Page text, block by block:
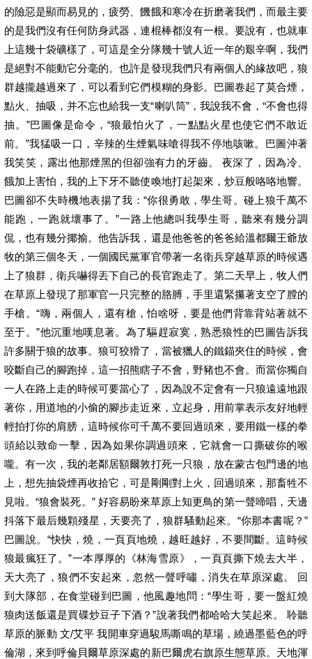
的險惡是顯而易見的，疲勞、饑餓和寒冷在折磨著我們，而最主要
的是我們沒有任何防身武器，連棍棒都沒有一根。要說有，也就車
上這幾十袋礦樣了，可這是全分隊幾十號人近一年的艱辛啊，我們
是絕對不能動它分毫的。也許是發現我們只有兩個人的緣故吧，狼
群越攏越過來了，可以看到它們模糊的身影。巴圖卷起了莫合煙，
點火、抽吸，并不忘也給我一支“喇叭筒”，我說我不會，“不會也得
抽。”巴圖像是命令，“狼最怕火了，一點點火星也使它們不敢近
前。”我猛吸一口，辛辣的生煙氣味嗆得我不停地咳嗽。巴圖沖著
我笑笑，露出他那煙黑的但卻強有力的牙齒。 夜深了，因為冷、
餓加上害怕，我的上下牙不聽使喚地打起架來，炒豆般咯咯地響。
巴圖卻不失時機地表揚了我：“你很勇敢，學生哥。碰上狼千萬不
能跑，一跑就壞事了。”一路上他總叫我學生哥，聽來有幾分調
侃，也有幾分揶揄。他告訴我，還是他爸爸的爸爸給溫都爾王爺放
牧的第三個冬天，一個國民黨軍官帶著一名衛兵穿越草原的時候遇
上了狼群，衛兵嚇得丟下自己的長官跑走了。第二天早上，牧人們
在草原上發現了那軍官一只完整的胳膊，手里還緊攥著支空了膛的
手槍。“嗨，兩個人，還有槍，怕啥呀，要是他們背靠背站著就不
至于。”他沉重地嘆息著。為了驅趕寂寞，熟悉狼性的巴圖告訴我
許多關于狼的故事。狼可狡猾了，當被獵人的鐵錨夾住的時候，會
咬斷自己的腳跑掉，這一招熊瞎子不會，野豬也不會。而當你獨自
一人在路上走的時候可要當心了，因為說不定會有一只狼遠遠地跟
著你，用道地的小偷的腳步走近來，立起身，用前掌表示友好地輕
輕拍打你的肩膀，這時候你可千萬不要回過頭來，要用鐵一樣的拳
頭給以致命一擊，因為如果你調過頭來，它就會一口撕破你的喉
嚨。有一次，我的老鄰居額爾敦打死一只狼，放在蒙古包門邊的地
上，想先抽袋煙再收拾它，可是剛剛對上火，回過頭來，那畜牲不
見啦。“狼會裝死。” 好容易盼來草原上知更鳥的第一聲啼唱，天邊
抖落下最后幾顆殘星，天要亮了，狼群騷動起來。“你那本書呢？”
巴圖說。“快快，燒，一頁頁地燒，越旺越好，不要間斷。這時候
狼最瘋狂了。”一本厚厚的《林海雪原》，一頁頁撕下燒去大半，
天大亮了，狼們不安起來，忽然一聲呼嘯，消失在草原深處。 回
到大隊部，在食堂碰到巴圖，他風趣地問：“學生哥，要一盤紅燒
狼肉送飯還是買碟炒豆子下酒？”說著我們都哈哈大笑起來。 聆聽
草原的脈動 文/艾平 我開車穿過駿馬嘶鳴的草場，繞過墨藍色的呼
倫湖，來到呼倫貝爾草原深處的新巴爾虎右旗原生態草原。天地渾